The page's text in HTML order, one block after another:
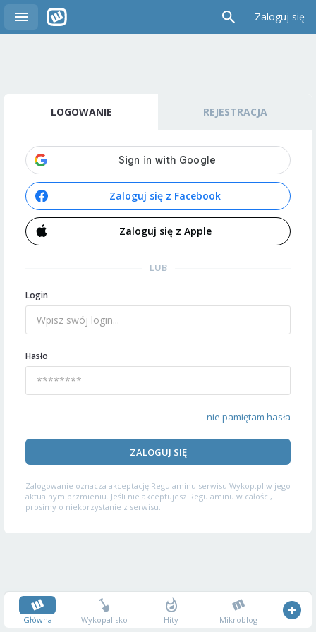
Zaloguj się
LOGOWANIE REJESTRACJA
Zaloguj się z Facebook
Zaloguj się z Apple
LUB
Login
Hasło
nie pamiętam hasła
ZALOGUJ SIĘ
Zalogowanie oznacza akceptację Regulaminu serwisu Wykop.pl w jego
aktualnym brzmieniu. Jeśli nie akceptujesz Regulaminu w całości,
prosimy o niekorzystanie z serwisu.
Główna Wykopalisko Hity Mikroblog